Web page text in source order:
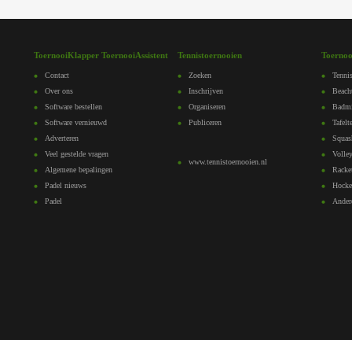
ToernooiKlapper ToernooiAssistent
Contact
Over ons
Software bestellen
Software vernieuwd
Adverteren
Veel gestelde vragen
Algemene bepalingen
Padel nieuws
Padel
Tennistoernooien
Zoeken
Inschrijven
Organiseren
Publiceren
www.tennistoernooien.nl